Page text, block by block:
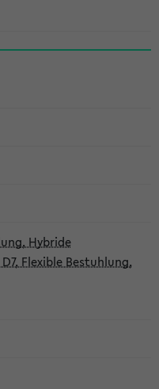
Hybride
Flexible Bestuhlung,